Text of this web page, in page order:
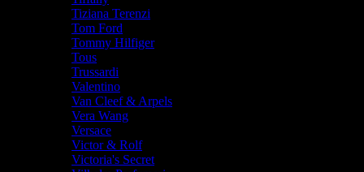
Tiziana Terenzi
Tom Ford
Tommy Hilfiger
Tous
Trussardi
Valentino
Van Cleef & Arpels
Vera Wang
Versace
Victor & Rolf
Victoria's Secret